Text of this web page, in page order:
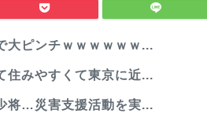
大ピンチｗｗｗｗｗｗ...
住みやすくて東京に近...
将…災害支援活動を実...